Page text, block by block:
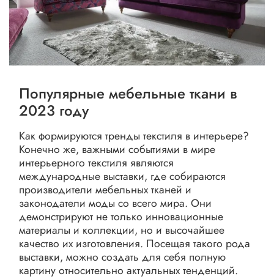
Популярные мебельные ткани в
2023 году
Как формируются тренды текстиля в интерьере?
Конечно же, важными событиями в мире
интерьерного текстиля являются
международные выставки, где собираются
производители мебельных тканей и
законодатели моды со всего мира. Они
демонстрируют не только инновационные
материалы и коллекции, но и высочайшее
качество их изготовления. Посещая такого рода
выставки, можно создать для себя полную
картину относительно актуальных тенденций.